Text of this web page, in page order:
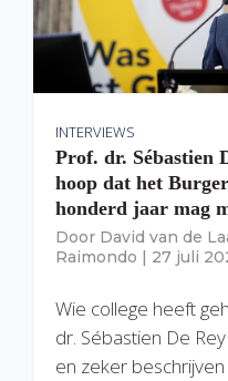
INTERVIEWS
Prof. dr. Sébastien
hoop dat het
honderd jaar mag
Door David van de
Raimondo | 27 juli
Wie college heeft
dr. Sébastien De
en zeker